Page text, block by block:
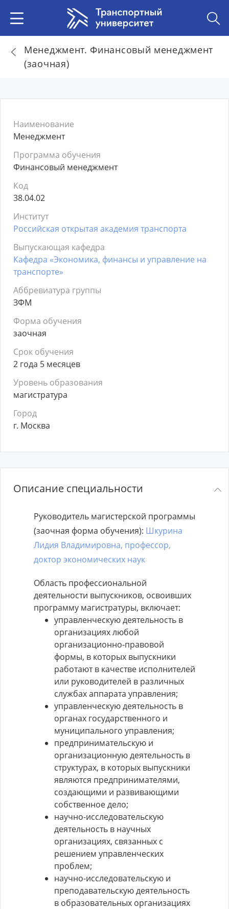
Менеджмент. Финансовый менеджмент
(заочная)
Наименование
Менеджмент
Программа обучения
Финансовый менеджмент
Код
38.04.02
Институт
Российская открытая академия транспорта
Выпускающая кафедра
Кафедра «Экономика, финансы и управление на
транспорте»
Аббревиатура группы
ЗФМ
Форма обучения
заочная
Срок обучения
2 года 5 месяцев
Уровень образования
магистратура
Город
г. Москва
Описание специальности
Руководитель магистерской программы
(заочная форма обучения): Шкурина
Лидия Владимировна, профессор,
доктор экономических наук
Область профессиональной
деятельности выпускников, освоивших
программу магистратуры, включает:
управленческую деятельность в
организациях любой
организационно-правовой
формы, в которых выпускники
работают в качестве исполнителей
или руководителей в различных
службах аппарата управления;
управленческую деятельность в
органах государственного и
муниципального управления;
предпринимательскую и
организационную деятельность в
структурах, в которых выпускники
являются предпринимателями,
создающими и развивающими
собственное дело;
научно-исследовательскую
деятельность в научных
организациях, связанных с
решением управленческих
проблем;
научно-исследовательскую и
преподавательскую деятельность
в образовательных организациях